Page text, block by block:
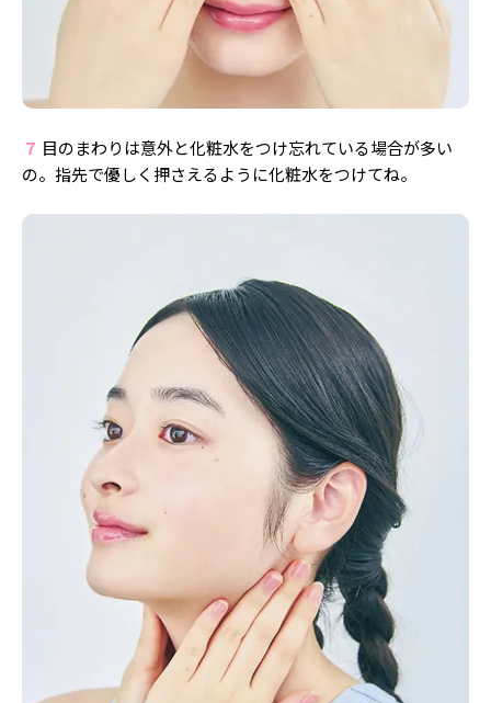
７ 目のまわりは意外と化粧水をつけ忘れている場合が多い
の。指先で優しく押さえるように化粧水をつけてね。